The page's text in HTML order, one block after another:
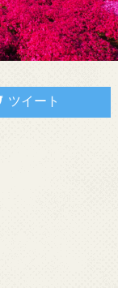
ツイート